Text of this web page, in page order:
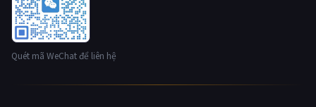
Quét mã WeChat để liên hệ